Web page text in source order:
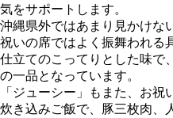
気をサポートします。
沖縄県外ではあまり見かけな
祝いの席ではよく振舞われる
仕立てのこってりとした味で
の一品となっています。
「ジューシー」もまた、お
炊き込みご飯で、豚三枚肉、